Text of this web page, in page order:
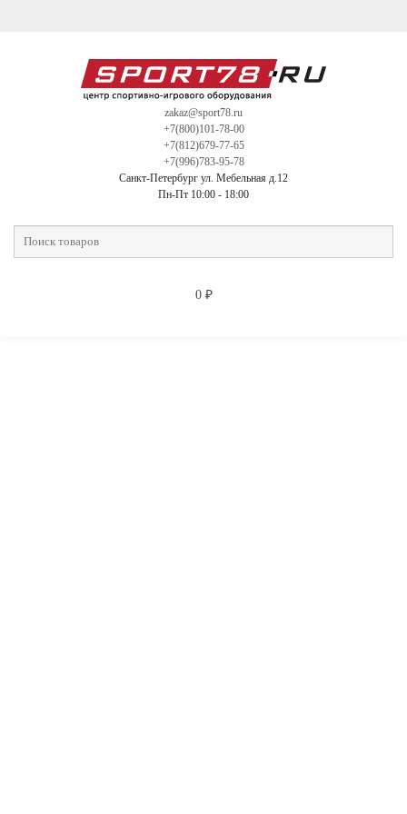
zakaz@sport78.ru
+7(800)101-78-00
+7(812)679-77-65
+7(996)783-95-78
Санкт-Петербург ул. Мебельная д.12
Пн-Пт 10:00 - 18:00
0 ₽